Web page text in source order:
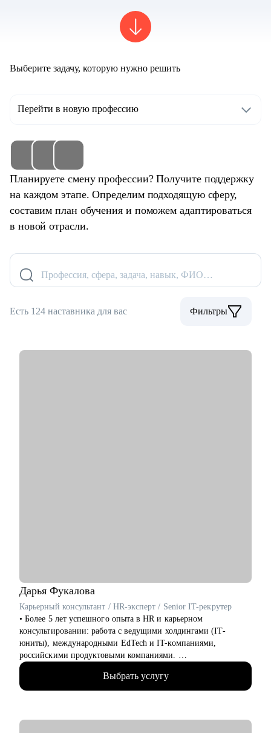
Выберите задачу, которую нужно решить
Перейти в новую профессию
Планируете смену профессии? Получите поддержку
на каждом этапе. Определим подходящую сферу,
составим план обучения и поможем адаптироваться
в новой отрасли.
Профессия, сфера, задача, навык, ФИО…
Есть 124 наставника для вас Фильтры
Дарья Фукалова
Карьерный консультант / HR-эксперт / Senior IT-рекрутер
• Более 5 лет успешного опыта в HR и карьерном
консультировании: работа с ведущими холдингами (IT-
юниты), международными EdTech и IT-компаниями,
российскими продуктовыми компаниями.
• 20 000+ рассмотренных резюме.
• 10 000+ часов собеседований с IT-специалистами и
руководителями (от junior до С-level).
Выбрать услугу